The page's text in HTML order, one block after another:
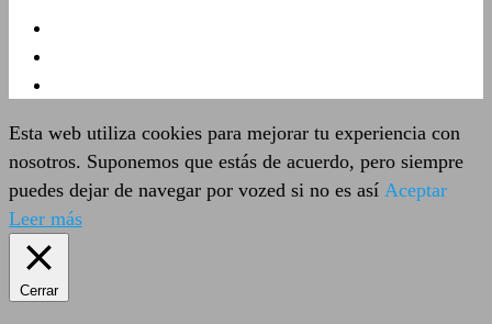
Esta web utiliza cookies para mejorar tu experiencia con
nosotros. Suponemos que estás de acuerdo, pero siempre
puedes dejar de navegar por vozed si no es así Aceptar
Leer más
Cerrar